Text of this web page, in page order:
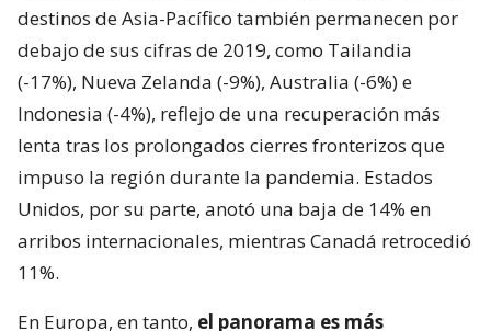
destinos de Asia-Pacífico también permanecen por
debajo de sus cifras de 2019, como Tailandia
(-17%), Nueva Zelanda (-9%), Australia (-6%) e
Indonesia (-4%), reflejo de una recuperación más
lenta tras los prolongados cierres fronterizos que
impuso la región durante la pandemia. Estados
Unidos, por su parte, anotó una baja de 14% en
arribos internacionales, mientras Canadá retrocedió
11%.
En Europa, en tanto, el panorama es más